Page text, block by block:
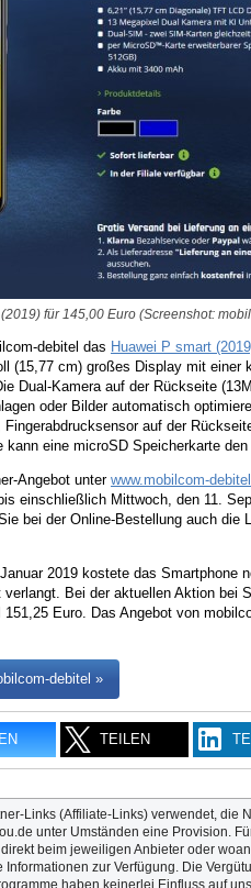
für 145,00 Euro (Screenshot:
debitel das Huawei P smart
(15,77 cm) großes Display mit einer
Dual-Kamera auf der Rückseite
oder Bilder automatisch
auf der
eine microSD Speicherkarte
Angebot unter www.mobilcom-
einschließlich Mittwoch, den 11.
bei der Online-Bestellung auch die
2019 kostete das Smartphone
Bei der aktuellen Aktion bei
Euro. Das Angebot von
debitel »
TEILEN
Links (Affiliate-Links) verwendet, die
unter Umständen eine Provision.
beim jeweiligen Anbieter oder
zur Verfügung. Die
haben keinerlei Einfluss auf